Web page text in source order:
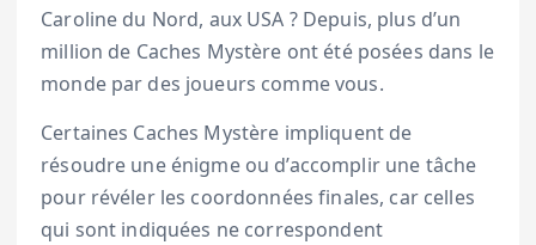
Caroline du Nord, aux USA ? Depuis, plus d’un
million de Caches Mystère ont été posées dans le
monde par des joueurs comme vous.
Certaines Caches Mystère impliquent de
résoudre une énigme ou d’accomplir une tâche
pour révéler les coordonnées finales, car celles
qui sont indiquées ne correspondent